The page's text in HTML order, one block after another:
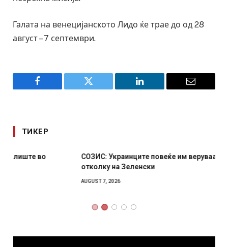
Галата на венецијанското Лидо ќе трае до од 28
август – 7 септември.
Facebook Twitter LinkedIn Email
ТИКЕР
СОЗИС: Украинците повеќе им веруваат на генералите
отколку на Зеленски